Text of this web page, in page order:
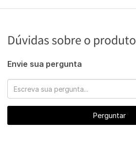
Dúvidas sobre o produto
Envie sua pergunta
Perguntar